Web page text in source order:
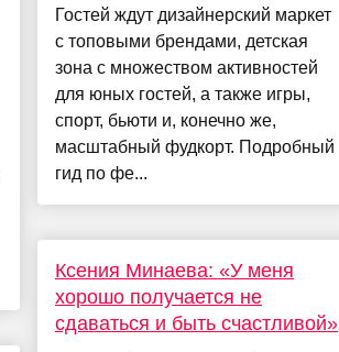
Гостей ждут дизайнерский маркет
с топовыми брендами, детская
зона с множеством активностей
для юных гостей, а также игры,
спорт, бьюти и, конечно же,
масштабный фудкорт. Подробный
гид по фе...
Ксения Минаева: «У меня
хорошо получается не
сдаваться и быть счастливой»